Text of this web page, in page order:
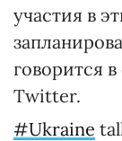
участия в
говорится
Twitter.
#Ukraine